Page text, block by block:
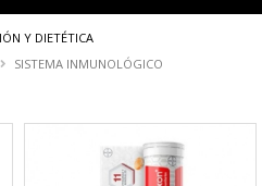
Y DIETÉTICA
SISTEMA INMUNOLÓGICO